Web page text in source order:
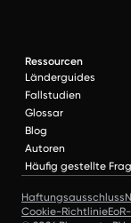
Ressourcen
Länderguides
Fallstudien
Glossar
Blog
Autoren
Häufig gestellte
Haftungsausschluss
Cookie-Richtlinie